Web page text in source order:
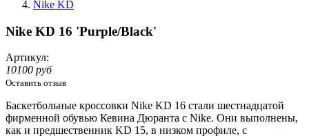
Nike KD
Nike KD 16 'Purple/Black'
Артикул:
10100 руб
Оставить отзыв
Баскетбольные кроссовки Nike KD 16 стали шестнадцатой
фирменной обувью Кевина Дюранта с Nike. Они выполнены,
как и предшественник KD 15, в низком профиле, с